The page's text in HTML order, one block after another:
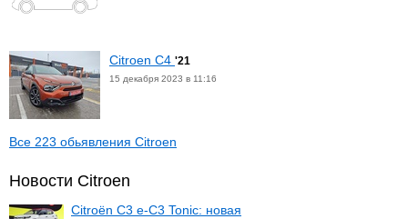
Citroen C4 '21
15 декабря 2023 в 11:16
Все 223 обьявления Citroen
Новости Citroen
Citroën C3 e-C3 Tonic: новая